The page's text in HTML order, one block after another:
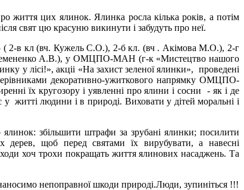
цих ялинок. Ялинка росла кілька років, а потім
свят цю красуню викинути і забудуть про неї.
( 2-в кл (вч. Кужель С.О.), 2-б кл. (вч . Акімова М.О.), 2-г
А.В.), у ОМЦПО-МАН (г-к «Мистецтво нашого
у лісі!», акціі «На захист зеленої ялинки», проведені
декоративно-ужиткового напрямку ОМЦПО-
їх кругозору і уявленні про ялини і сосни - як і де
житті людини і в природі. Виховати у дітей моральні і
збільшити штрафи за зрубані ялинки; посилити
дерев, щоб перед святами їх вирубувати, а навесні
хоч трохи покращать життя ялинових насаджень. Та
непоправної шкоди природі.Люди, зупиніться !!!